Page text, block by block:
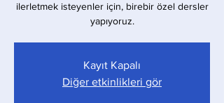
ilerletmek isteyenler için, birebir özel dersler
yapıyoruz.
Kayıt Kapalı
Diğer etkinlikleri gör